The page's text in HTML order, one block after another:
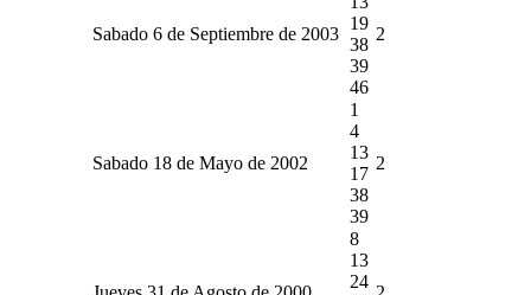
Sabado 6 de Septiembre de 2003
19
38
39
46
2
Sabado 18 de Mayo de 2002
1
4
13
17
38
39
2
8
13
24